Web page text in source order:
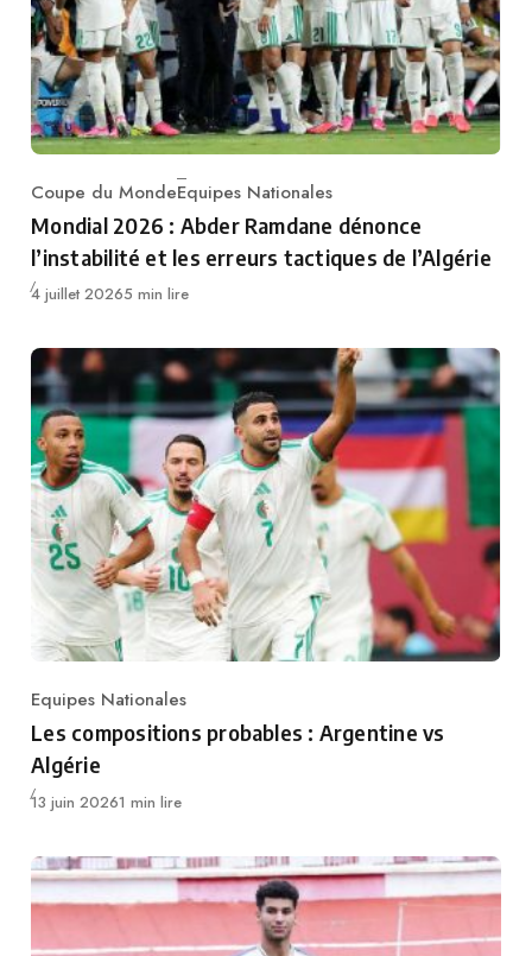
Category
Coupe du MondeEquipes Nationales
Mondial 2026 : Abder Ramdane dénonce
l’instabilité et les erreurs tactiques de l’Algérie
Publié
4 juillet 20265 min lire
Category
Equipes Nationales
Les compositions probables : Argentine vs
Algérie
Publié
13 juin 20261 min lire